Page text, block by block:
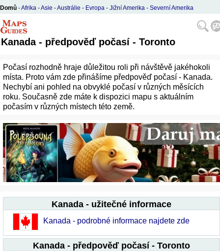
Domů -Afrika -Asie -Austrálie - Evropa - Jižní Amerika - Severní Amerika
Kanada - předpověď počasí - Toronto
Počasí rozhodně hraje důležitou roli při návštěvě jakéhokoli
místa. Proto vám zde přinášíme předpověď počasí - Kanada.
Nechybí ani pohled na obvyklé počasí v různých měsících
roku. Současně zde máte k dispozici mapu s aktuálním
počasím v různých místech této země.
Kanada - užitečné informace
Kanada - podrobné informace najdete zde
Kanada - předpověď počasí - Toronto